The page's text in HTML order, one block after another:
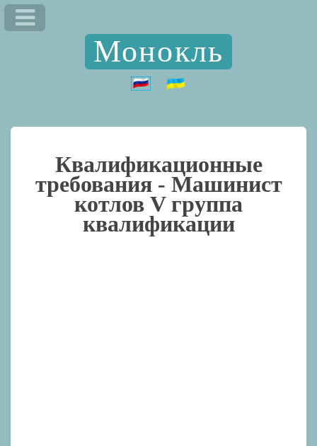
Монокль
Квалификационные
требования - Машинист
котлов V группа
квалификации